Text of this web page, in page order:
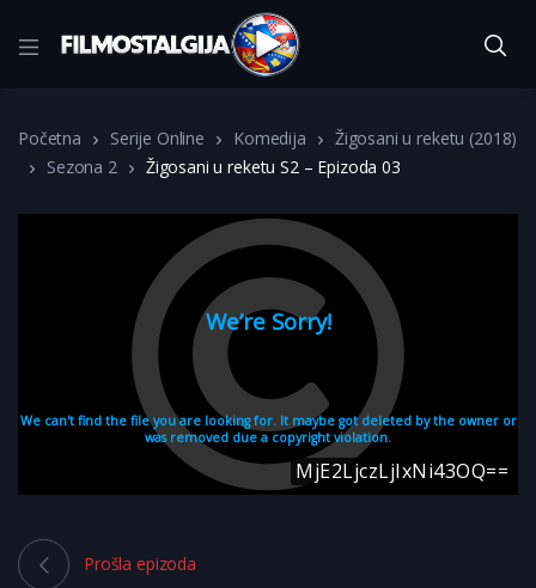
Početna Serije Online Komedija
Žigosani u reketu (2018)
Sezona 2
Žigosani u reketu S2 – Epizoda 03
Prošla epizoda